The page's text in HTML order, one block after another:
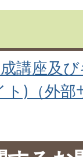
講座及
ト)（外部